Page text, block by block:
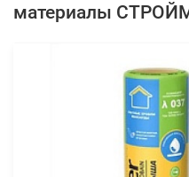
материалы